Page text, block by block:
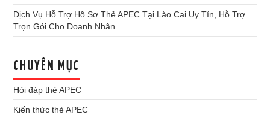
Dịch Vụ Hỗ Trợ Hồ Sơ Thẻ APEC Tại Lào Cai Uy Tín, Hỗ Trợ
Trọn Gói Cho Doanh Nhân
CHUYÊN MỤC
Hỏi đáp thẻ APEC
Kiến thức thẻ APEC